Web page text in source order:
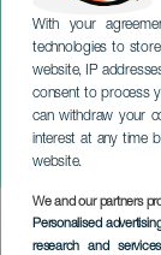
With your
technologies to
website, IP
consent to process
can withdraw your
interest at any time
website.
We and our partners
Personalised
research and
GRAN
Imagen
Listado